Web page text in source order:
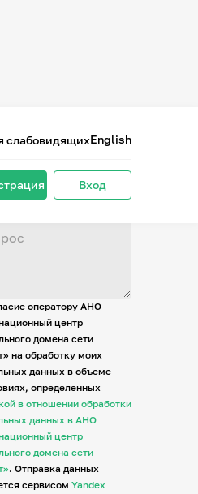
слабовидящихEnglish
Вход
оператору АНО
центр
домена сети
на обработку моих
данных в объеме
определенных
в отношении обработки
данных в АНО
центр
домена сети
. Отправка данных
сервисом Yandex